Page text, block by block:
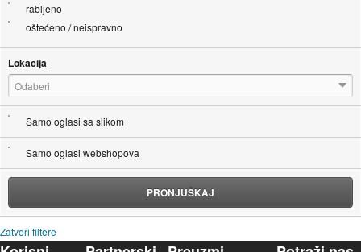
rabljeno
oštećeno / neispravno
Lokacija
Odaberi
Samo oglasi sa slikom
Samo oglasi webshopova
PRONJUŠKAJ
Zatvori filtere